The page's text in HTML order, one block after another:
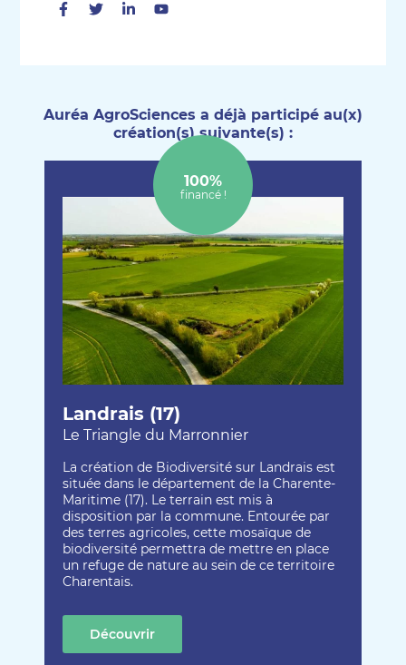
FacebookTwitterLinkedin
Auréa AgroSciences a déjà participé au(x)
création(s) suivante(s) :
Landrais (17)
Le Triangle du Marronnier
La création de Biodiversité sur Landrais est
située dans le département de la Charente-
Maritime (17). Le terrain est mis à
disposition par la commune. Entourée par
des terres agricoles, cette mosaïque de
biodiversité permettra de mettre en place
un refuge de nature au sein de ce territoire
Charentais.
100%
financé !
Découvrir